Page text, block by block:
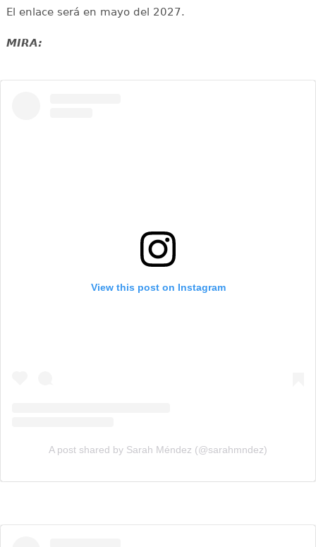
El enlace será en mayo del 2027.
MIRA:
View this post on Instagram
A post shared by Sarah Méndez (@sarahmndez)